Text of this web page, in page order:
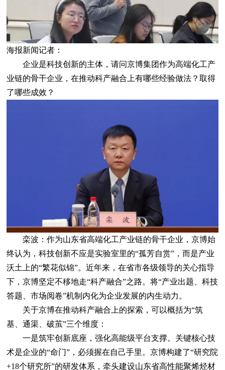
海报新闻记者：
企业是科技创新的主体，请问京博集团作为高端化工产
业链的骨干企业，在推动科产融合上有哪些经验做法？取得
了哪些成效？
栾波：作为山东省高端化工产业链的骨干企业，京博始
终认为，科技创新不应是实验室里的“孤芳自赏”，而是产业
沃土上的“繁花似锦”。近年来，在省市各级领导的关心指导
下，京博坚定不移地走“科产融合”之路。将“产业出题、科技
答题、市场阅卷”机制内化为企业发展的内生动力。
关于京博在推动科产融合上的探索，可以概括为“筑
基、通渠、破茧”三个维度：
一是筑牢创新底座，强化高能级平台支撑。关键核心技
术是企业的“命门”，必须握在自己手里。京博构建了“研究院
+18个研究所”的研发体系，牵头建设山东省高性能聚烯烃材